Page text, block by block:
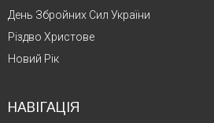
День Збройних Сил України
Різдво Христове
Новий Рік
НАВІГАЦІЯ